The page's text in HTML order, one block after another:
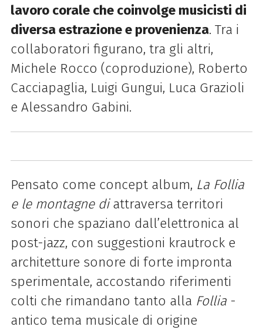
lavoro corale che coinvolge musicisti di
diversa estrazione e provenienza. Tra i
collaboratori figurano, tra gli altri,
Michele Rocco (coproduzione), Roberto
Cacciapaglia, Luigi Gungui, Luca Grazioli
e Alessandro Gabini.
Pensato come concept album, La Follia
e le montagne diattraversa territori
sonori che spaziano dall’elettronica al
post-jazz, con suggestioni krautrock e
architetture sonore di forte impronta
sperimentale, accostando riferimenti
colti che rimandano tanto alla Follia -
antico tema musicale di origine